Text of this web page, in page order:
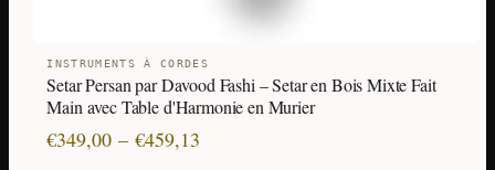
INSTRUMENTS À CORDES
Setar Persan par Davood Fashi – Setar en Bois Mixte Fait
Main avec Table d'Harmonie en Murier
€349,00 –€459,13
Plage